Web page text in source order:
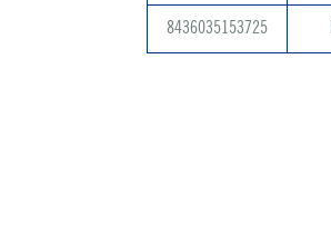
8436035153725